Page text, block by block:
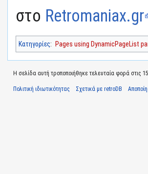
στο Retromaniax.gr
Κατηγορίες: Pages using DynamicPageList
Η σελίδα αυτή τροποποιήθηκε τελευταία φορά στις
Πολιτική ιδιωτικότητας Σχετικά με retroDB